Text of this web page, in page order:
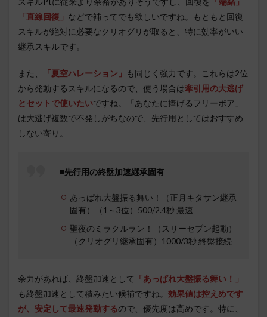
「直線回復」 などで補ってでも欲しいですね。もともと回復
スキルが絶対に必要なクリオグリが取ると、特に効率がいい
継承スキルです。
また、 「夏空ハレーション」
も同じく強力です。これらは2位
から発動するスキルになるので、使う場合は牽引用の大逃げ
とセットで使いたいですね。「あなたに捧げるフリーポア」
は大逃げ複数で不発しがちなので、先行用としてはおすすめ
しない寄り。
■先行用の終盤加速継承固有
あっぱれ大盤振る舞い！（正月キタサン継承
固有）（1～3位）500/2.4秒 最速
聖夜のミラクルラン！（スリーセブン起動）
（クリオグリ継承固有）1000/3秒 終盤接続
余力があれば、終盤加速として 「あっぱれ大盤振る舞い！」
も終盤加速として積みたい候補ですね。 効果値は控えめです
が、安定して最速発動するので、優先度は高めです。特に、